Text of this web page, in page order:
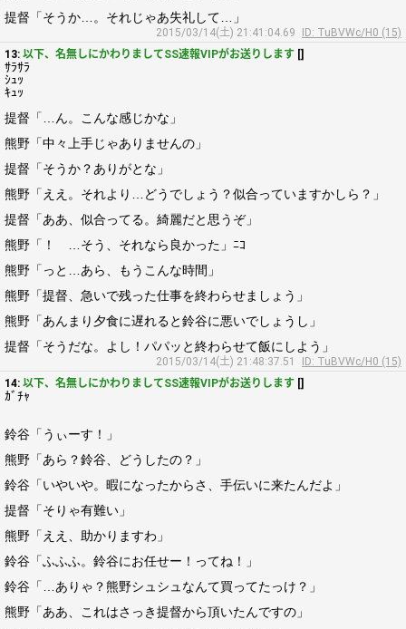
提督「そうか…。それじゃあ失礼して…」
2015/03/14(土) 21:41:04.69
ID: TuBVWc/H0 (15)
13: 以下、名無しにかわりましてSS速報VIPがお送りします []
ｻﾗｻﾗ
ｼｭｯ
ｷｭｯ
提督「…ん。こんな感じかな」
熊野「中々上手じゃありませんの」
提督「そうか？ありがとな」
熊野「ええ。それより…どうでしょう？似合っていますかしら？」
提督「ああ、似合ってる。綺麗だと思うぞ」
熊野「！ …そう、それなら良かった」ﾆｺ
熊野「っと…あら、もうこんな時間」
熊野「提督、急いで残った仕事を終わらせましょう」
熊野「あんまり夕食に遅れると鈴谷に悪いでしょうし」
提督「そうだな。よし！パパッと終わらせて飯にしよう」
2015/03/14(土) 21:48:37.51
ID: TuBVWc/H0 (15)
14: 以下、名無しにかわりましてSS速報VIPがお送りします []
ｶﾞﾁｬ
鈴谷「うぃーす！」
熊野「あら？鈴谷、どうしたの？」
鈴谷「いやいや。暇になったからさ、手伝いに来たんだよ」
提督「そりゃ有難い」
熊野「ええ、助かりますわ」
鈴谷「ふふふ。鈴谷にお任せー！ってね！」
鈴谷「…ありゃ？熊野シュシュなんて買ってたっけ？」
熊野「ああ、これはさっき提督から頂いたんですの」